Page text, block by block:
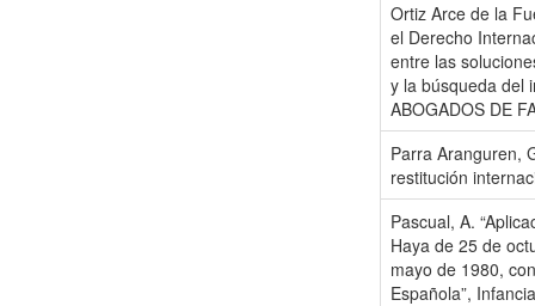
Ortiz Arce de la
el Derecho
entre las
y la búsqueda del
ABOGADOS DE
Parra Aranguren,
restitución
Pascual, A.
Haya de 25 de
mayo de 1980,
Española”,